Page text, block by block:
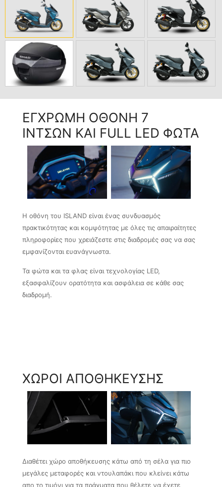
ΕΓΧΡΩΜΗ ΟΘΟΝΗ 7
ΙΝΤΣΩΝ KAI FULL LED ΦΩΤΑ
Η οθόνη του ISLAND είναι ένας συνδυασμός
πρακτικότητας και κομψότητας με όλες τις απαιραίτητες
πληροφορίες που χρειάζεστε στις διαδρομές σας να σας
εμφανίζονται ευανάγνωστα.
Τα φώτα και τα φλας είναι τεχνολογίας LED,
εξασφαλίζουν ορατότητα και ασφάλεια σε κάθε σας
διαδρομή.
ΧΩΡΟΙ ΑΠΟΘΗΚΕΥΣΗΣ
Διαθέτει χώρο αποθήκευσης κάτω από τη σέλα για πιο
μεγάλες μεταφορές και ντουλαπάκι που κλείνει κάτω
απο το τιμόνι για τα πράγματα που θέλετε να έχετε